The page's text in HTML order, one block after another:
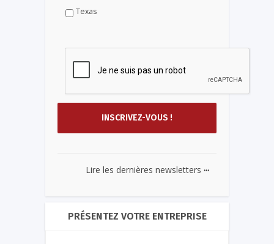
Texas
Lire les dernières newsletters ...
PRÉSENTEZ VOTRE ENTREPRISE